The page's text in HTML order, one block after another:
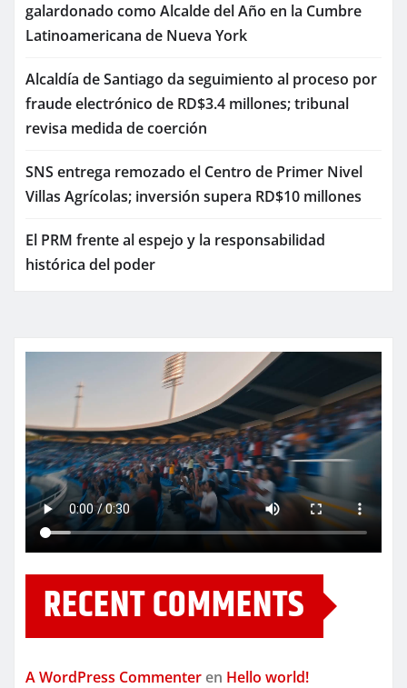
galardonado como Alcalde del Año en la Cumbre
Latinoamericana de Nueva York
Alcaldía de Santiago da seguimiento al proceso por
fraude electrónico de RD$3.4 millones; tribunal
revisa medida de coerción
SNS entrega remozado el Centro de Primer Nivel
Villas Agrícolas; inversión supera RD$10 millones
El PRM frente al espejo y la responsabilidad
histórica del poder
RECENT COMMENTS
A WordPress Commenter en Hello world!